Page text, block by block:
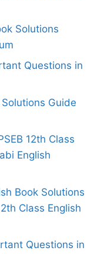
Solutions
Questions in
Guide
12th Class
English
Book Solutions
Class English
Questions in